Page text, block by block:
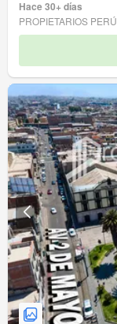
Hace 30+ días
PROPIETARIOS PERÚ